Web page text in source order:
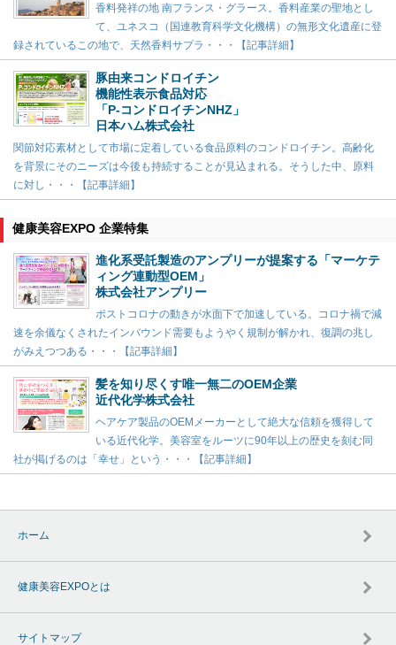
香料発祥の地 南フランス・グラース。香料産業の聖地とし
て、ユネスコ（国連教育科学文化機構）の無形文化遺産に登
録されているこの地で、天然香料サプラ・・・【記事詳細】
豚由来コンドロイチン
機能性表示食品対応
「P-コンドロイチンNHZ」
日本ハム株式会社
関節対応素材として市場に定着している食品原料のコンドロイチン。高齢化
を背景にそのニーズは今後も持続することが見込まれる。そうした中、原料
に対し・・・【記事詳細】
健康美容EXPO 企業特集
進化系受託製造のアンプリーが提案する「マーケテ
ィング連動型OEM」
株式会社アンプリー
ポストコロナの動きが水面下で加速している。コロナ禍で減
速を余儀なくされたインバウンド需要もようやく規制が解かれ、復調の兆し
がみえつつある・・・【記事詳細】
髪を知り尽くす唯一無二のOEM企業
近代化学株式会社
ヘアケア製品のOEMメーカーとして絶大な信頼を獲得して
いる近代化学。美容室をルーツに90年以上の歴史を刻む同
社が掲げるのは「幸せ」という・・・【記事詳細】
ホーム
健康美容EXPOとは
サイトマップ